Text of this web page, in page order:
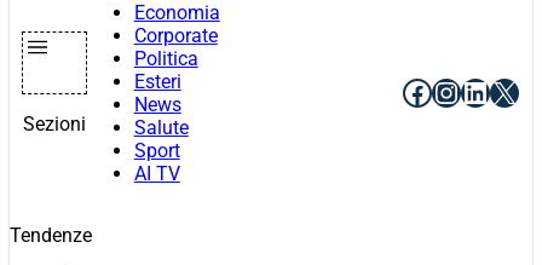
Sezioni
Economia
Corporate
Politica
Esteri
News
Salute
Sport
AI TV
Facebook
X
Tendenze